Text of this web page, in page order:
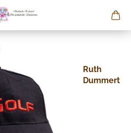
Ruth
Dummert